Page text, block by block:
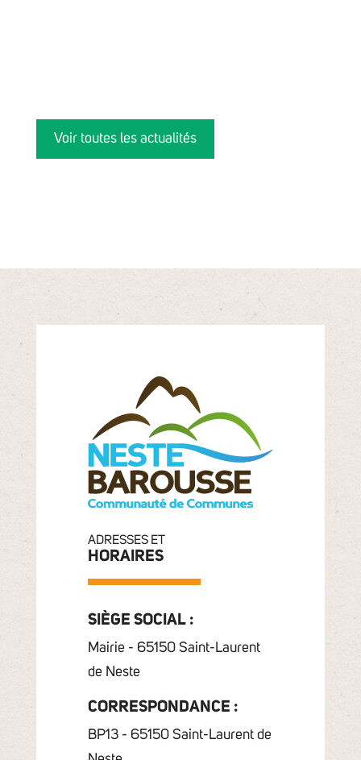
Voir toutes les actualités
ADRESSES ET
HORAIRES
SIÈGE SOCIAL :
Mairie - 65150 Saint-Laurent
de Neste
CORRESPONDANCE :
BP13 - 65150 Saint-Laurent de